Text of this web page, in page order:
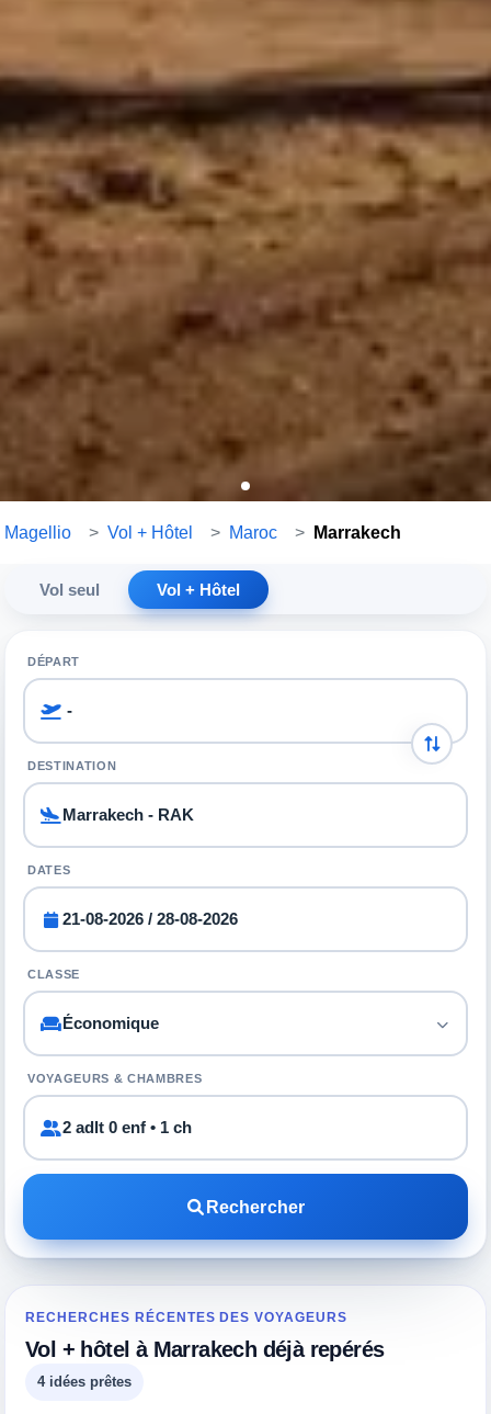
Magellio > Vol + Hôtel > Maroc > Marrakech
Vol seul Vol + Hôtel
DÉPART
DESTINATION
DATES
CLASSE
VOYAGEURS & CHAMBRES
2 adlt 0 enf • 1 ch
Rechercher
RECHERCHES RÉCENTES DES VOYAGEURS
Vol + hôtel à Marrakech déjà repérés
4 idées prêtes